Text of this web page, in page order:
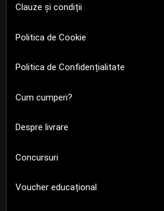
Clauze și condiții
Politica de Cookie
Politica de Confidențialitate
Cum cumperi?
Despre livrare
Concursuri
Voucher educațional